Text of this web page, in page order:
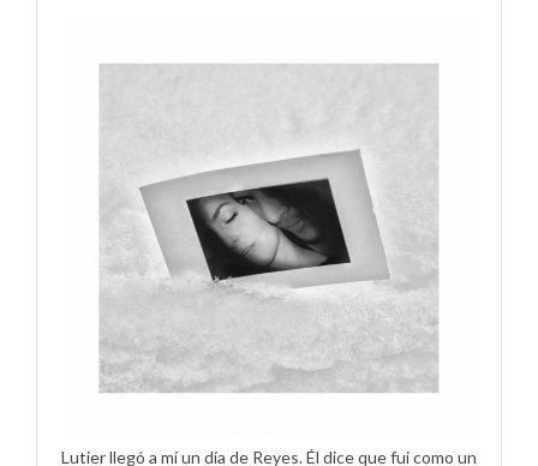
Lutier llegó a mí un día de Reyes. Él dice que fui como un